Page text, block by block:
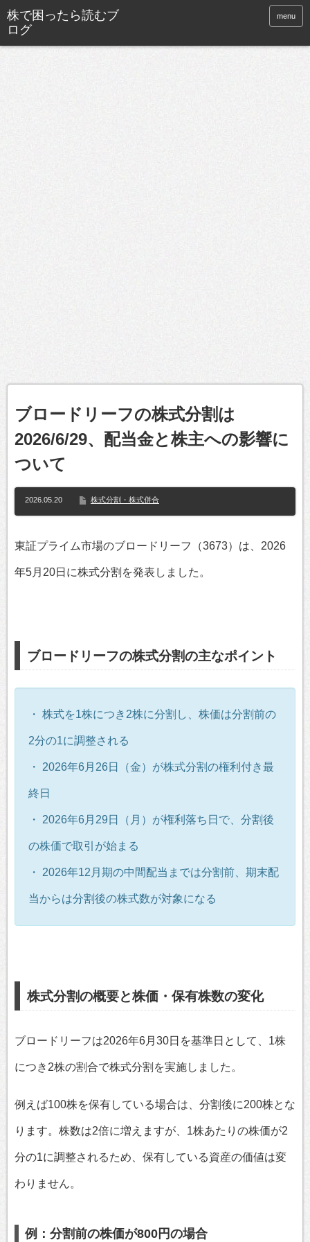
株で困ったら読むブ
ログ
menu
ブロードリーフの株式分割は
2026/6/29、配当金と株主への影響に
ついて
2026.05.20 株式分割・株式併合
東証プライム市場のブロードリーフ（3673）は、2026
年5月20日に株式分割を発表しました。
ブロードリーフの株式分割の主なポイント
・ 株式を1株につき2株に分割し、株価は分割前の
2分の1に調整される
・ 2026年6月26日（金）が株式分割の権利付き最
終日
・ 2026年6月29日（月）が権利落ち日で、分割後
の株価で取引が始まる
・ 2026年12月期の中間配当までは分割前、期末配
当からは分割後の株式数が対象になる
株式分割の概要と株価・保有株数の変化
ブロードリーフは2026年6月30日を基準日として、1株
につき2株の割合で株式分割を実施しました。
例えば100株を保有している場合は、分割後に200株とな
ります。株数は2倍に増えますが、1株あたりの株価が2
分の1に調整されるため、保有している資産の価値は変
わりません。
例：分割前の株価が800円の場合